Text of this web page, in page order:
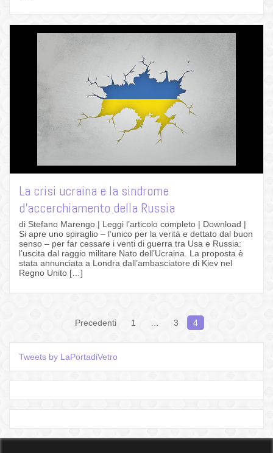
La crisi ucraina e la sindrome
d’accerchiamento della Russia
di Stefano Marengo | Leggi l’articolo completo | Download |
Si apre uno spiraglio – l’unico per la verità e dettato dal buon
senso – per far cessare i venti di guerra tra Usa e Russia:
l’uscita dal raggio militare Nato dell’Ucraina. La proposta è
stata annunciata a Londra dall’ambasciatore di Kiev nel
Regno Unito […]
Navigazione
Precedenti 1 3 4
Tweets by LaPortadiVetro